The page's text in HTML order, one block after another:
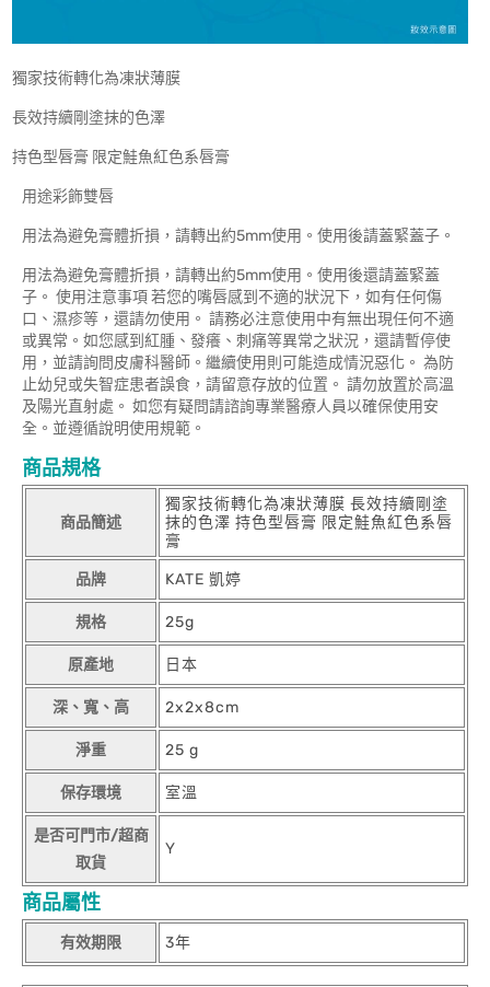
獨家技術轉化為凍狀薄膜
長效持續剛塗抹的色澤
持色型唇膏 限定鮭魚紅色系唇膏
用途彩飾雙唇
用法為避免膏體折損，請轉出約5mm使用。使用後請蓋緊蓋子。
用法為避免膏體折損，請轉出約5mm使用。使用後還請蓋緊蓋
子。 使用注意事項 若您的嘴唇感到不適的狀況下，如有任何傷
口、濕疹等，還請勿使用。 請務必注意使用中有無出現任何不適
或異常。如您感到紅腫、發癢、刺痛等異常之狀況，還請暫停使
用，並請詢問皮膚科醫師。繼續使用則可能造成情況惡化。 為防
止幼兒或失智症患者誤食，請留意存放的位置。 請勿放置於高溫
及陽光直射處。 如您有疑問請諮詢專業醫療人員以確保使用安
全。並遵循說明使用規範。
商品規格
商品簡述
獨家技術轉化為凍狀薄膜 長效持續剛塗
抹的色澤 持色型唇膏 限定鮭魚紅色系唇
膏
品牌 KATE 凱婷
規格 25g
原產地 日本
深、寬、高 2x2x8cm
淨重 25 g
保存環境 室溫
是否可門市/超商
取貨
Y
商品屬性
有效期限 3年